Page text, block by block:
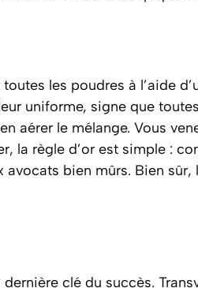
les poudres à l’aide
uniforme, signe que
aérer le mélange. Vous
la règle d’or est simple :
avocats bien mûrs. Bien
clé du succès.